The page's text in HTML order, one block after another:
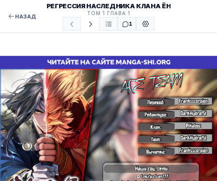
НАЗАД
РЕГРЕССИЯ НАСЛЕДНИКА КЛАНА ЁН
ТОМ 1 ГЛАВА 1
1